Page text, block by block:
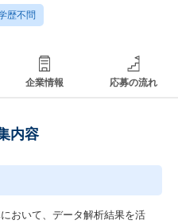
歴不問
企業情報 応募の流れ
内容
おいて、データ解析結果を活